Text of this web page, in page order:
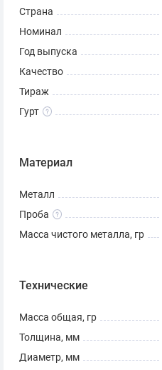
Страна
Номинал
Год выпуска
Качество
Тираж
Гурт
Материал
Металл
Проба
Масса чистого металла, гр
Технические
Масса общая, гр
Толщина, мм
Диаметр, мм